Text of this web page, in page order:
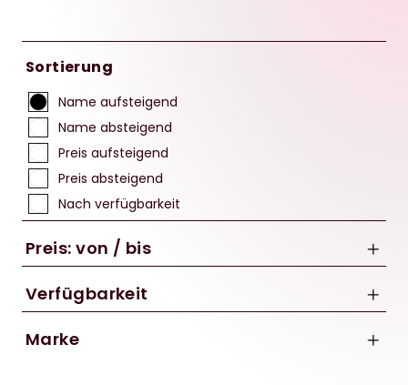
Sortierung
Name aufsteigend
Name absteigend
Preis aufsteigend
Preis absteigend
Nach verfügbarkeit
Preis: von / bis
Verfügbarkeit
Marke